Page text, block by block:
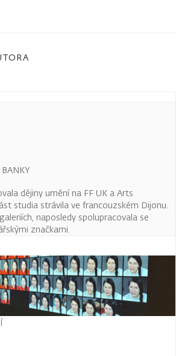
dějiny umění na FF UK a Arts
studia strávila ve francouzském Dijonu.
naposledy spolupracovala se
značkami.